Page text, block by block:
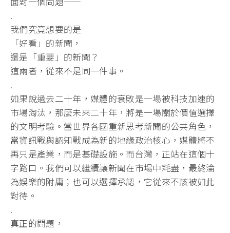
.
我們究竟想要的是
「好看」的新聞，
還是「重要」的新聞？
這兩者，從來不是同一件事。
.
如果說過去二十年，媒體的衰敗是一場被科技加速的
市場淘汰， 那麼未來二十年，將是一場關於價值選擇
的文明考驗。 當世界各國重新思考新聞的公共角色，
當資訊戰與認知戰成為新的地緣政治核心，媒體將不
再只是產業， 而是基礎設施。而台灣，正站在這個十
字路口。 我們可以繼續讓新聞在市場中耗盡，最終淪
為娛樂的附庸； 也可以選擇承認，它從來不該被如此
對待。
.
真正的問題，